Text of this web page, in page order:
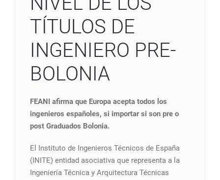
TÍTULOS DE
INGENIERO PRE-
BOLONIA
FEANI afirma que Europa acepta todos los
ingenieros españoles, si importar si son pre o
post Graduados Bolonia.
El Instituto de Ingenieros Técnicos de España
(INITE) entidad asociativa que representa a la
Ingeniería Técnica y Arquitectura Técnicas